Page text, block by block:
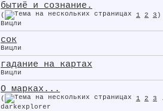
бытиё и сознание.
( 1 2 3 )
Вицли
сок
Вицли
гадание на картах
Вицли
О марках...
( 1 2 3
darkexplorer